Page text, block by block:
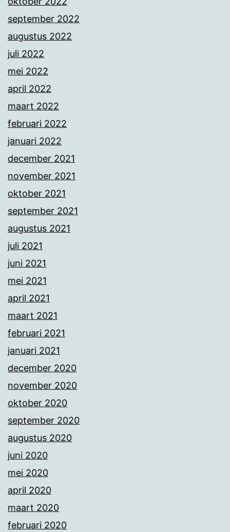
september 2022
augustus 2022
juli 2022
mei 2022
april 2022
maart 2022
februari 2022
januari 2022
december 2021
november 2021
oktober 2021
september 2021
augustus 2021
juli 2021
juni 2021
mei 2021
april 2021
maart 2021
februari 2021
januari 2021
december 2020
november 2020
oktober 2020
september 2020
augustus 2020
juni 2020
mei 2020
april 2020
maart 2020
februari 2020